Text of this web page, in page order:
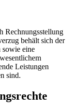
Rechnungsstellung
behält sich der
sowie eine
Leistungen
sind.